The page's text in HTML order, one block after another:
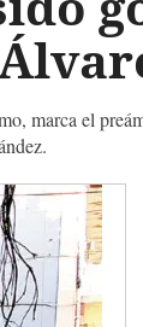
marca el